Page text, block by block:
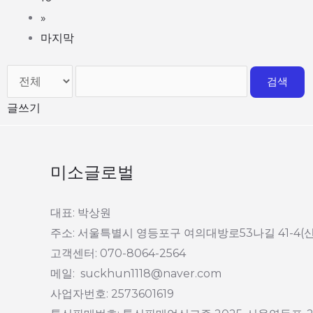
»
마지막
검색
글쓰기
미소글로벌
대표: 박상원
주소: 서울특별시 영등포구 여의대방로53나길 41-4(
고객센터: 070-8064-2564
메일: suckhun1118@naver.com
사업자번호: 2573601619